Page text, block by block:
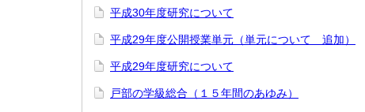
平成30年度研究について
平成29年度公開授業単元（単元について 追加）
平成29年度研究について
戸部の学級総合（１５年間のあゆみ）